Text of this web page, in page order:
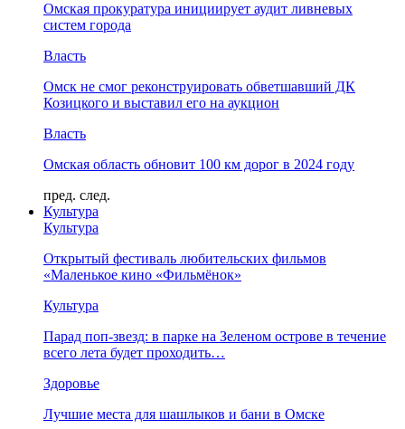
Омская прокуратура инициирует аудит ливневых
систем города
Власть
Омск не смог реконструировать обветшавший ДК
Козицкого и выставил его на аукцион
Власть
Омская область обновит 100 км дорог в 2024 году
пред. след.
Культура
Культура
Открытый фестиваль любительских фильмов
«Маленькое кино «Фильмёнок»
Культура
Парад поп-звезд: в парке на Зеленом острове в течение
всего лета будет проходить…
Здоровье
Лучшие места для шашлыков и бани в Омске